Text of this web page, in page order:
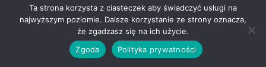
0
Ta strona korzysta z ciasteczek aby świadczyć usługi na
najwyższym poziomie. Dalsze korzystanie ze strony oznacza,
że zgadzasz się na ich użycie.
Zgoda
Polityka prywatności